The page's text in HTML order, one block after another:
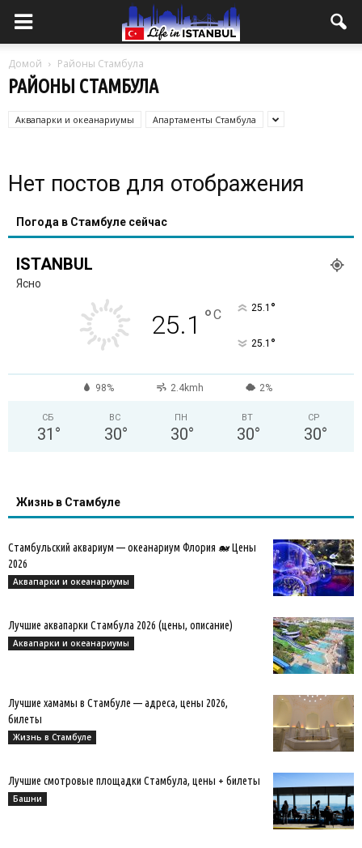
Домой Районы Стамбула
РАЙОНЫ СТАМБУЛА
Аквапарки и океанариумы Апартаменты Стамбула
Нет постов для отображения
Погода в Стамбуле сейчас
ISTANBUL
Ясно
25.1 °C 25.1 °
25.1 °
98% 2.4kmh 2%
СБ
31 °
ВС
30°
ПН
30°
ВТ
30°
СР
30°
Жизнь в Стамбуле
Стамбульский аквариум — океанариум Флория 🐋 Цены
2026
Аквапарки и океанариумы
Лучшие аквапарки Стамбула 2026 (цены, описание)
Аквапарки и океанариумы
Лучшие хамамы в Стамбуле — адреса, цены 2026,
билеты
Жизнь в Стамбуле
Лучшие смотровые площадки Стамбула, цены + билеты
Башни